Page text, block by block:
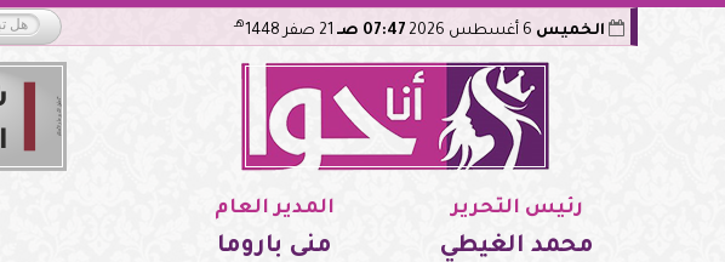
الخميس 07:47 صـ هـ
رئيس التحرير
محمد الغيطي
المدير العام
منى باروما